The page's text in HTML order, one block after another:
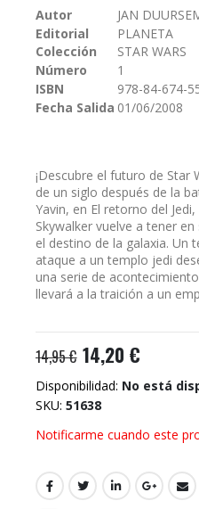
galería
imágenes
Autor
JAN
Editorial
PLANETA
Colección
STAR WARS
Número
1
ISBN
978-84-674-
Fecha Salida 01/06/2008
¡Descubre el futuro de Star
de un siglo después de la
Yavin, en El retorno del
Skywalker vuelve a tener
el destino de la galaxia. Un
ataque a un templo jedi
una serie de
llevará a la traición a un
14,95 € 14,20 €
Disponibilidad: No está
SKU 51638
Notificarme cuando este